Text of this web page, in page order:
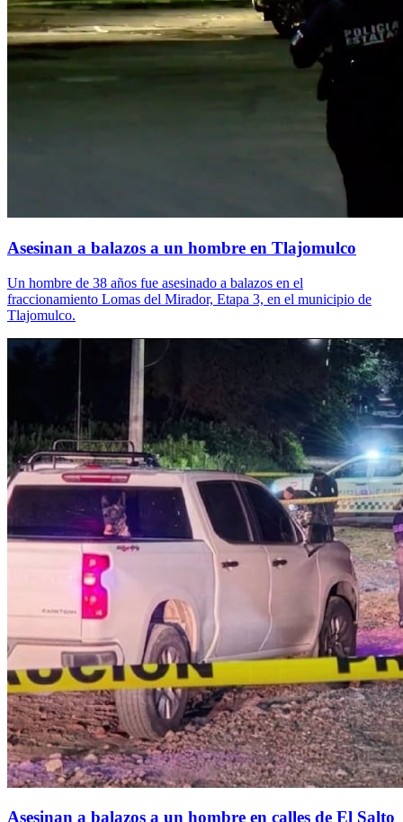
Asesinan a balazos a un hombre en Tlajomulco
Un hombre de 38 años fue asesinado a balazos en el
fraccionamiento Lomas del Mirador, Etapa 3, en el municipio de
Tlajomulco.
Asesinan a balazos a un hombre en calles de El Salto